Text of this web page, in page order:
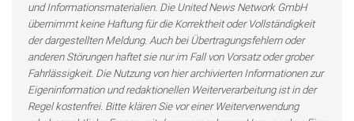
und Informationsmaterialien. Die United News Network GmbH
übernimmt keine Haftung für die Korrektheit oder Vollständigkeit
der dargestellten Meldung. Auch bei Übertragungsfehlern oder
anderen Störungen haftet sie nur im Fall von Vorsatz oder grober
Fahrlässigkeit. Die Nutzung von hier archivierten Informationen zur
Eigeninformation und redaktionellen Weiterverarbeitung ist in der
Regel kostenfrei. Bitte klären Sie vor einer Weiterverwendung